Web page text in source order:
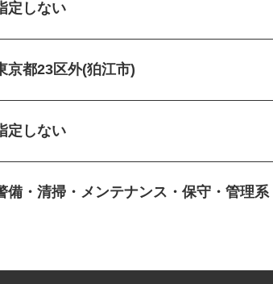
指定しない
東京都23区外(狛江市)
指定しない
警備・清掃・メンテナンス・保守・管理系